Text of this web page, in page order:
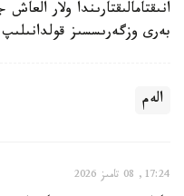
بەرى وزگەرىسسىز
الەم
17:24, 08 تامىز 2026